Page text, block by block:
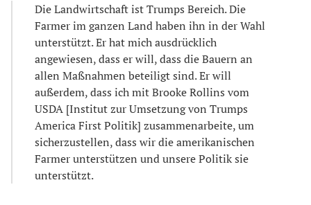
Die Landwirtschaft ist Trumps Bereich. Die
Farmer im ganzen Land haben ihn in der Wahl
unterstützt. Er hat mich ausdrücklich
angewiesen, dass er will, dass die Bauern an
allen Maßnahmen beteiligt sind. Er will
außerdem, dass ich mit Brooke Rollins vom
USDA [Institut zur Umsetzung von Trumps
America First Politik] zusammenarbeite, um
sicherzustellen, dass wir die amerikanischen
Farmer unterstützen und unsere Politik sie
unterstützt.